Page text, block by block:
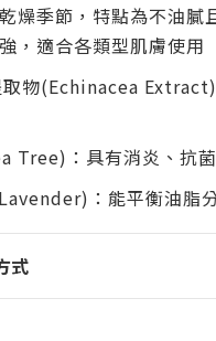
燥季節，特點為不油膩
，適合各類型肌膚使用
物(Echinacea
Tree)：具有消炎、抗
：能平衡油脂
式